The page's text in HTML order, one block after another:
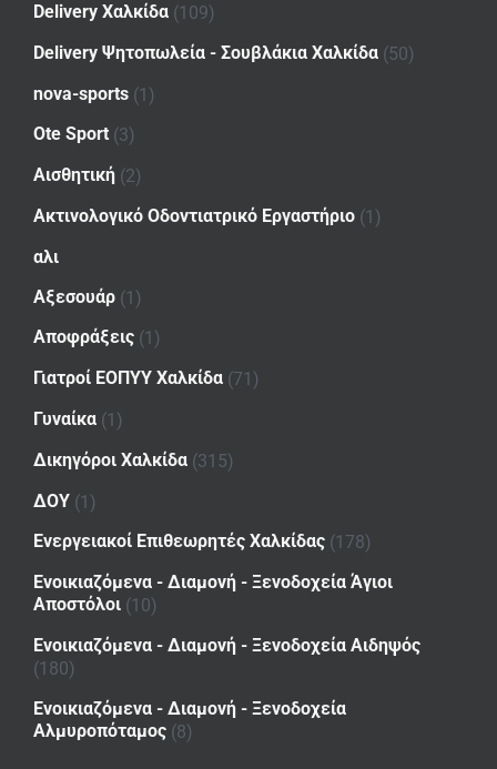
Delivery Χαλκίδα (109)
Delivery Ψητοπωλεία - Σουβλάκια Χαλκίδα (50)
nova-sports (1)
Ote Sport (3)
Αισθητική (2)
Ακτινολογικό Οδοντιατρικό Εργαστήριο (1)
αλι
Αξεσουάρ (1)
Αποφράξεις (1)
Γιατροί ΕΟΠΥΥ Χαλκίδα (71)
Γυναίκα (1)
Δικηγόροι Χαλκίδα (315)
ΔΟΥ (1)
Ενεργειακοί Επιθεωρητές Χαλκίδας (178)
Ενοικιαζόμενα - Διαμονή - Ξενοδοχεία Άγιοι
Αποστόλοι (10)
Ενοικιαζόμενα - Διαμονή - Ξενοδοχεία Αιδηψός
(180)
Ενοικιαζόμενα - Διαμονή - Ξενοδοχεία
Αλμυροπόταμος (8)